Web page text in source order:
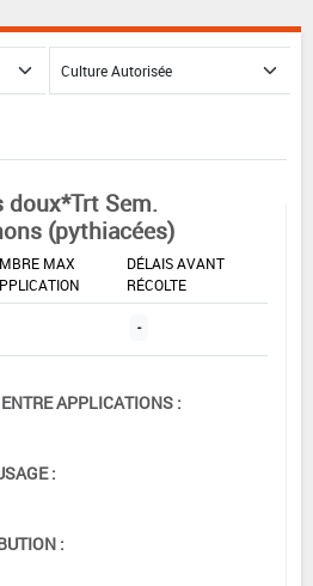
doux*Trt Sem.
(pythiacées)
MAX
DÉLAIS AVANT
RÉCOLTE
-
APPLICATIONS :
:
: